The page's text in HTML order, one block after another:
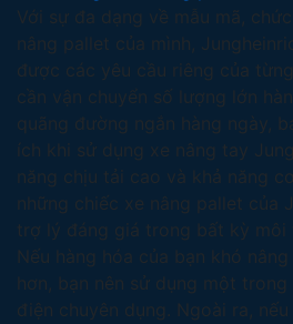
Với sự đa dạng về mẫu mã,
nâng pallet của mình,
được các yêu cầu riêng của
cần vận chuyển số lượng lớn
quãng đường ngắn hàng ngày,
ích khi sử dụng xe nâng tay
năng chịu tải cao và khả năng
những chiếc xe nâng pallet của
trợ lý đáng giá trong bất kỳ môi
Nếu hàng hóa của bạn khó
hơn, bạn nên sử dụng một
điện chuyên dụng. Ngoài ra,